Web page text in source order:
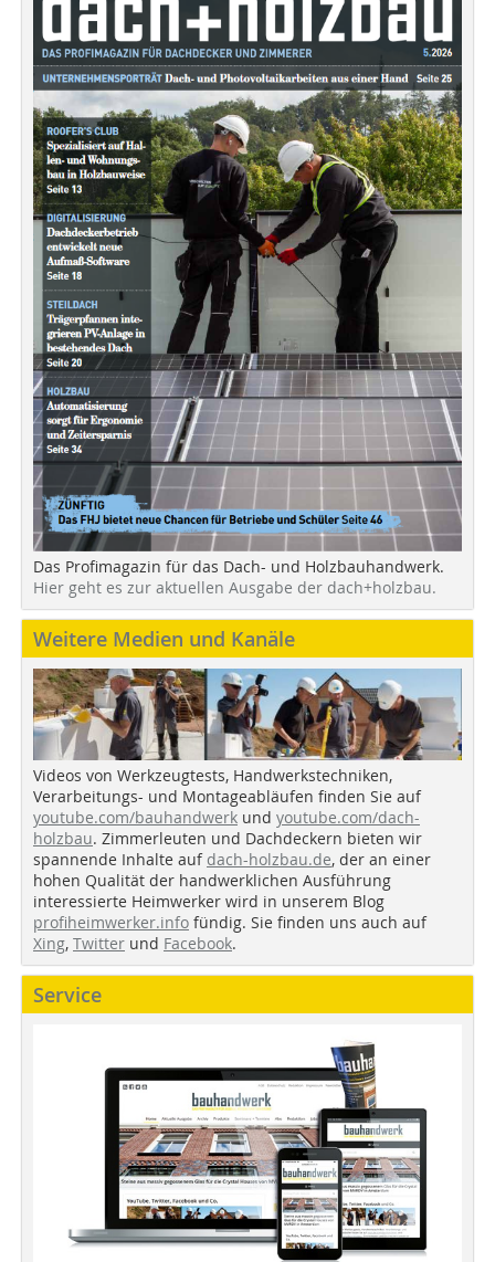
Das Profimagazin für das Dach- und Holzbauhandwerk.
Hier geht es zur aktuellen Ausgabe der dach+holzbau.
Weitere Medien und Kanäle
Videos von Werkzeugtests, Handwerkstechniken,
Verarbeitungs- und Montageabläufen finden Sie auf
youtube.com/bauhandwerk und youtube.com/dach-
holzbau. Zimmerleuten und Dachdeckern bieten wir
spannende Inhalte auf dach-holzbau.de, der an einer
hohen Qualität der handwerklichen Ausführung
interessierte Heimwerker wird in unserem Blog
profiheimwerker.info fündig. Sie finden uns auch auf
Xing, Twitter und Facebook.
Service